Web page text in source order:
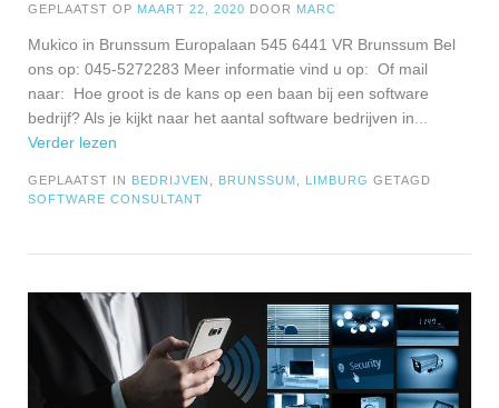
GEPLAATST OP MAART 22, 2020 DOOR MARC
Mukico in Brunssum Europalaan 545 6441 VR Brunssum Bel
ons op: 045-5272283 Meer informatie vind u op: Of mail
naar: Hoe groot is de kans op een baan bij een software
bedrijf? Als je kijkt naar het aantal software bedrijven in
Verder lezen
GEPLAATST IN BEDRIJVEN BRUNSSUM LIMBURG GETAGD
SOFTWARE CONSULTANT